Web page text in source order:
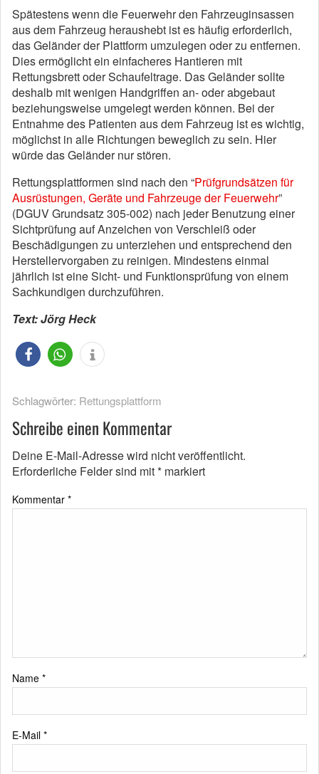
Spätestens wenn die Feuerwehr den Fahrzeuginsassen
aus dem Fahrzeug heraushebt ist es häufig erforderlich,
das Geländer der Plattform umzulegen oder zu entfernen.
Dies ermöglicht ein einfacheres Hantieren mit
Rettungsbrett oder Schaufeltrage. Das Geländer sollte
deshalb mit wenigen Handgriffen an- oder abgebaut
beziehungsweise umgelegt werden können. Bei der
Entnahme des Patienten aus dem Fahrzeug ist es wichtig,
möglichst in alle Richtungen beweglich zu sein. Hier
würde das Geländer nur stören.
Rettungsplattformen sind nach den “Prüfgrundsätzen für
Ausrüstungen, Geräte und Fahrzeuge der Feuerwehr”
(DGUV Grundsatz 305-002) nach jeder Benutzung einer
Sichtprüfung auf Anzeichen von Verschleiß oder
Beschädigungen zu unterziehen und entsprechend den
Herstellervorgaben zu reinigen. Mindestens einmal
jährlich ist eine Sicht- und Funktionsprüfung von einem
Sachkundigen durchzuführen.
Text: Jörg Heck
Schlagwörter: Rettungsplattform
Schreibe einen Kommentar
Deine E-Mail-Adresse wird nicht veröffentlicht.
Erforderliche Felder sind mit* markiert
Kommentar *
Name *
E-Mail *